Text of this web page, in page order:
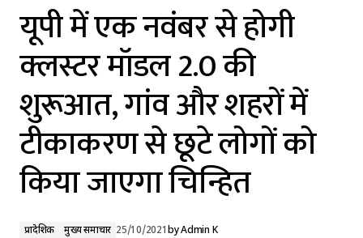
यूपी में एक नवंबर से होगी
क्लस्टर मॉडल 2.0 की
शुरूआत, गांव और शहरों में
टीकाकरण से छूटे लोगों को
किया जाएगा चिन्हित
प्रादेशिक मुख्य समाचार 25/10/2021byAdmin K